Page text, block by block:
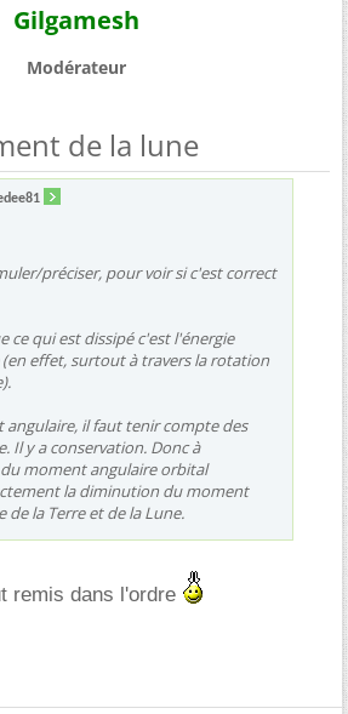
Gilgamesh
Modérateur
de la lune
préciser, pour voir si c'est correct
ce qui est dissipé c'est l'énergie
effet, surtout à travers la rotation
angulaire, il faut tenir compte des
Il y a conservation. Donc à
moment angulaire orbital
la diminution du moment
de la Terre et de la Lune.
remis dans l'ordre